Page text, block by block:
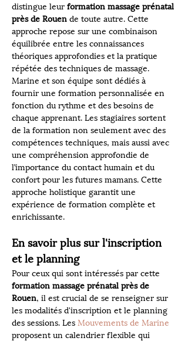
distingue leur formation massage prénatal
près de Rouen de toute autre. Cette
approche repose sur une combinaison
équilibrée entre les connaissances
théoriques approfondies et la pratique
répétée des techniques de massage.
Marine et son équipe sont dédiés à
fournir une formation personnalisée en
fonction du rythme et des besoins de
chaque apprenant. Les stagiaires sortent
de la formation non seulement avec des
compétences techniques, mais aussi avec
une compréhension approfondie de
l’importance du contact humain et du
confort pour les futures mamans. Cette
approche holistique garantit une
expérience de formation complète et
enrichissante.
En savoir plus sur l'inscription
et le planning
Pour ceux qui sont intéressés par cette
formation massage prénatal près de
Rouen, il est crucial de se renseigner sur
les modalités d'inscription et le planning
des sessions. Les Mouvements de Marine
proposent un calendrier flexible qui